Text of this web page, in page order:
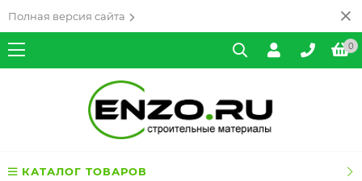
Полная версия сайта
0
КАТАЛОГ ТОВАРОВ